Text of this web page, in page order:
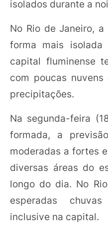
isolados durante a
No Rio de Janeiro,
forma mais
capital fluminense
com poucas
precipitações.
Na segunda-feira
formada, a
moderadas a fortes
diversas áreas do
longo do dia. No
esperadas
inclusive na capital.